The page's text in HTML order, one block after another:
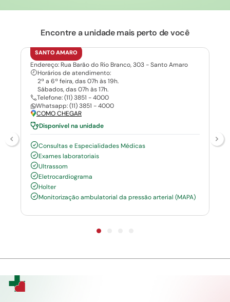
Encontre a unidade mais perto de você
SANTO AMARO
Endereço: Rua Barão do Rio Branco, 303 - Santo Amaro
Horários de atendimento:
2ª a 6ª feira, das 07h às 19h.
Sábados, das 07h às 17h.
Telefone: (11) 3851 - 4000
Whatsapp: (11) 3851 - 4000
COMO CHEGAR
Disponível na unidade
Consultas e Especialidades Médicas
Exames laboratoriais
Ultrassom
Eletrocardiograma
Holter
Monitorização ambulatorial da pressão arterial (MAPA)